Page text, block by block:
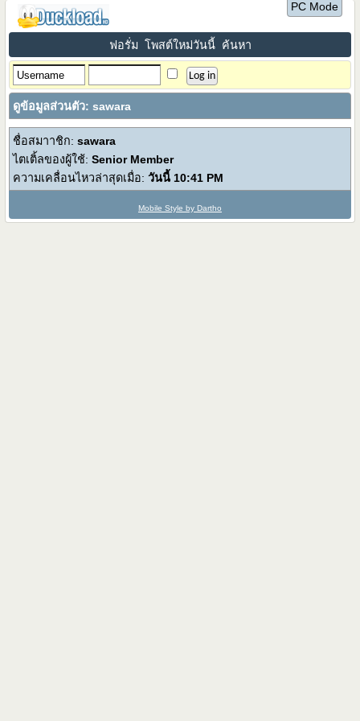
PC Mode
ฟอรั่ม โพสต์ใหม่วันนี้ ค้นหา
ดูข้อมูลส่วนตัว: sawara
ชื่อสมาาชิก:sawara
ไตเติ้ลของผู้ใช้:Senior Member
ความเคลื่อนไหวล่าสุดเมื่อ: วันนี้ 10:41 PM
Mobile Style by Dartho